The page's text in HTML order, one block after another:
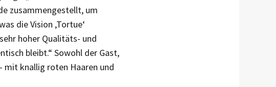
zusammengestellt, um
die Vision ‚Tortue‘
hoher Qualitäts- und
bleibt.“ Sowohl der Gast,
mit knallig roten Haaren und